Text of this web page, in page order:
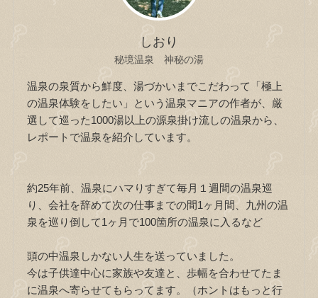
しおり
秘境温泉 神秘の湯
温泉の泉質から鮮度、湯づかいまでこだわって「極上
の温泉体験をしたい」という温泉マニアの作者が、厳
選して巡った1000湯以上の源泉掛け流しの温泉から、
レポートで温泉を紹介しています。
約25年前、温泉にハマりすぎて毎月１週間の温泉巡
り、会社を辞めて次の仕事までの間1ヶ月間、九州の温
泉を巡り倒して1ヶ月で100箇所の温泉に入るなど
頭の中温泉しかない人生を送っていました。
今は子供達中心に家族や友達と、歩幅を合わせてたま
に温泉へ寄らせてもらってます。（ホントはもっと行